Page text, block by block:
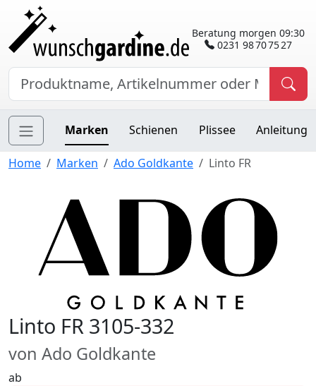
Beratung morgen 09:30
0231 98 70 75 27
Marken Schienen Plissee Anleitung
Home Marken Ado Goldkante Linto FR
Linto FR 3105-332
von Ado Goldkante
ab